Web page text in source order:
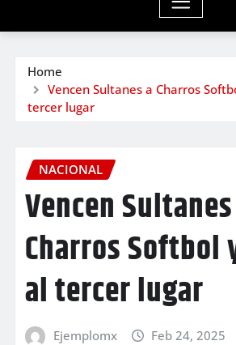
Home
Vencen Sultanes a Charros
tercer lugar
NACIONAL
Vencen
Charros Softbol
al tercer lugar
Ejemplomx Feb 24, 2025